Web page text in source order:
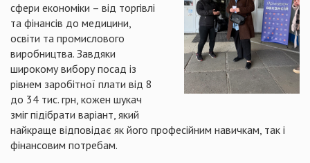
сфери економіки – від торгівлі
та фінансів до медицини,
освіти та промислового
виробництва. Завдяки
широкому вибору посад із
рівнем заробітної плати від 8
до 34 тис. грн, кожен шукач
зміг підібрати варіант, який
найкраще відповідає як його професійним навичкам, так і
фінансовим потребам.